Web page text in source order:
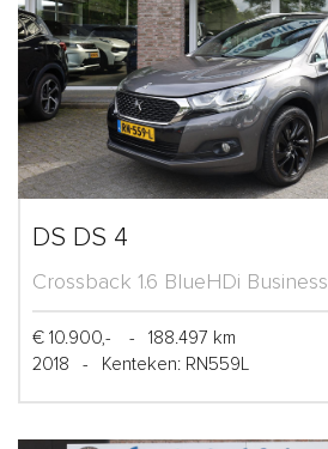
DS DS 4
Crossback 1.6 BlueHDi Business
€ 10.900,- -
188.497 km
2018
- Kenteken: RN559L